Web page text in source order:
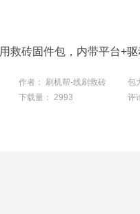
作者： 刷机帮-线刷救砖 包
下载量： 2993 评